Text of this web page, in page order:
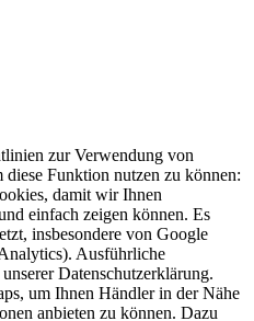
zur Verwendung von
Funktion nutzen zu können:
damit wir Ihnen
einfach zeigen können. Es
insbesondere von Google
Ausführliche
Datenschutzerklärung.
um Ihnen Händler in der Nähe
anbieten zu können. Dazu